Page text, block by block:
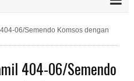
06/Semendo Komsos dengan
404-06/Semendo